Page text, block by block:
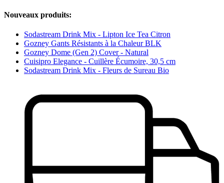
Nouveaux produits:
Sodastream Drink Mix - Lipton Ice Tea Citron
Gozney Gants Résistants à la Chaleur BLK
Gozney Dome (Gen 2) Cover - Natural
Cuisipro Elegance - Cuillère Écumoire, 30,5 cm
Sodastream Drink Mix - Fleurs de Sureau Bio